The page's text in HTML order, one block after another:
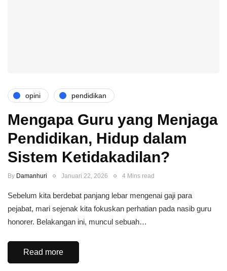
opini pendidikan
Mengapa Guru yang Menjaga
Pendidikan, Hidup dalam
Sistem Ketidakadilan?
By Damanhuri Januari 22, 2026 4 Mins read
Sebelum kita berdebat panjang lebar mengenai gaji para
pejabat, mari sejenak kita fokuskan perhatian pada nasib guru
honorer. Belakangan ini, muncul sebuah…
Read more